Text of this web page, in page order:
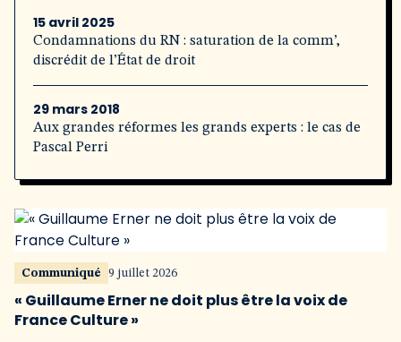
15 avril 2025
Condamnations du RN : saturation de la comm’,
discrédit de l’État de droit
29 mars 2018
Aux grandes réformes les grands experts : le cas de
Pascal Perri
Communiqué 9 juillet 2026
« Guillaume Erner ne doit plus être la voix de
France Culture »